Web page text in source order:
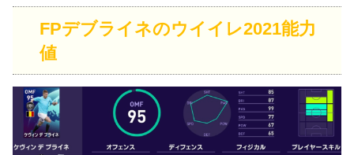
FPデブライネのウイイレ2021能力
値